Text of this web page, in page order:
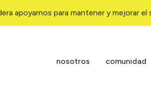
apoyarnos para mantener y mejorar el
nosotros comunidad